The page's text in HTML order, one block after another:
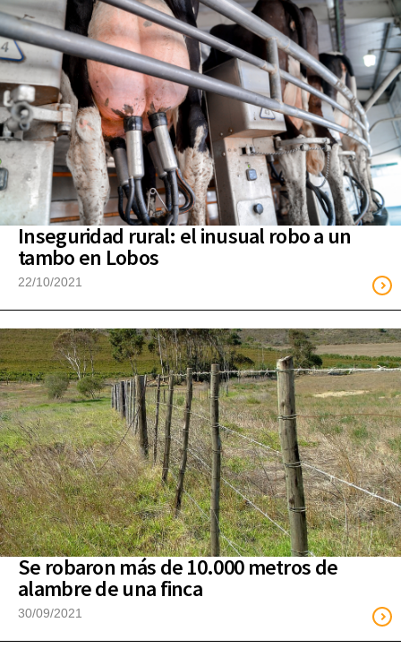
Inseguridad rural: el inusual robo a un
tambo en Lobos
22/10/2021
Se robaron más de 10.000 metros de
alambre de una finca
30/09/2021